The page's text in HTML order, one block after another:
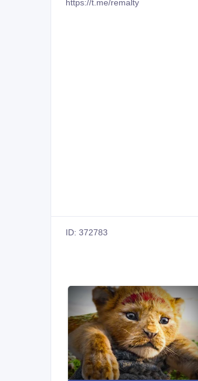
https://t.me/remalty
ID: 372783